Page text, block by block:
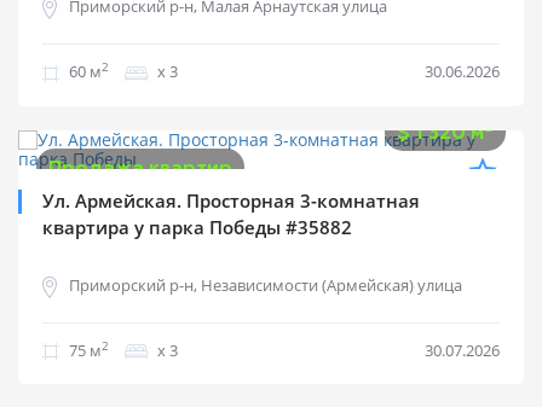
Приморский р-н, Малая Арнаутская улица
60 м2 х 3 30.06.2026
$1 320 м2
Продажа квартир
Ул. Армейская. Просторная 3-комнатная
квартира у парка Победы #35882
Приморский р-н, Независимости (Армейская) улица
75 м2 х 3 30.07.2026